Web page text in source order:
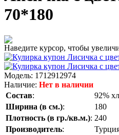
70*180
Наведите курсор, чтобы
Модель: 1712912974
Наличие: Нет в наличии
Состав:
92%
Ширина (в см.):
180
Плотность (в гр./кв.м.): 240
Производитель: